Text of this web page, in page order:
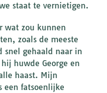
staat te vernietigen.
wat zou kunnen
zoals de meeste
snel gehaald naar in
huwde George en
haast. Mijn
een fatsoenlijke